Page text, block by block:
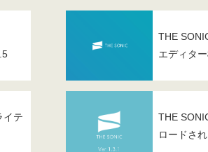
THE
エディタ
イテ
THE
ロードさ